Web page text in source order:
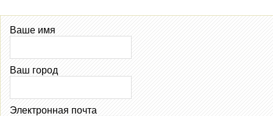
Ваше имя
Ваш город
Электронная почта